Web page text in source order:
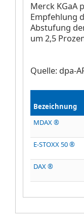
Merck KGaA
Empfehlung
Abstufung
um 2,5
Quelle: dpa-
Bezeichnung
MDAX ®
E-STOXX 50 ®
DAX ®